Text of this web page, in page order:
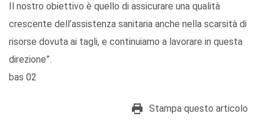
Il nostro obiettivo è quello di assicurare una qualità
crescente dell’assistenza sanitaria anche nella scarsità di
risorse dovuta ai tagli, e continuiamo a lavorare in questa
direzione”.
bas 02
Stampa questo articolo